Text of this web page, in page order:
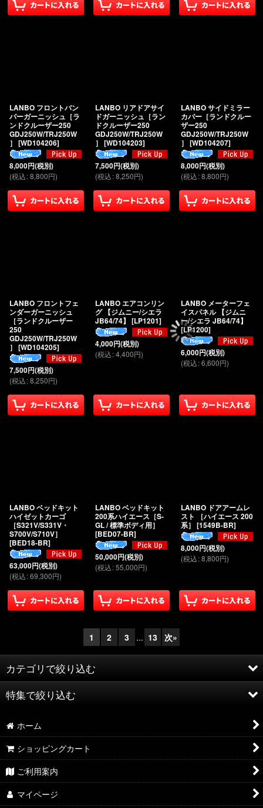
LANBO フロントバン
パーガーニッシュ［ラ
ンドクルーザー250
GDJ250W/TRJ250W
］ [WD104206]
8,000円(税別)
(税込:8,800円)
LANBO リアドアサイ
ドガーニッシュ［ラン
ドクルーザー250
GDJ250W/TRJ250W
］ [WD104203]
7,500円(税別)
(税込:8,250円)
LANBO サイドミラー
カバー［ランドクルー
ザー250
GDJ250W/TRJ250W
］ [WD104207]
8,000円(税別)
(税込:8,800円)
LANBO フロントフェ
ンダーガーニッシュ
［ランドクルーザー
250
GDJ250W/TRJ250W
］ [WD104205]
7,500円(税別)
(税込:8,250円)
LANBO エアコンリン
グ 【ジムニー/シエラ
JB64/74】 [LP1201]
4,000円(税別)
(税込:4,400円)
LANBO メーターフェ
イスパネル 【ジムニ
ー/シエラ JB64/74】
[LP1200]
6,000円(税別)
(税込:6,600円)
LANBO ベッドキット
ハイゼットカーゴ
［S321V/S331V・
S700V/S710V］
[BED18-BR]
63,000円(税別)
(税込:69,300円)
LANBO ベッドキット
200系ハイエース［S-
GL / 標準ボディ用］
[BED07-BR]
50,000円(税別)
(税込:55,000円)
LANBO ドアアームレ
スト ［ハイエース 200
系］ [1549B-BR]
8,000円(税別)
(税込:8,800円)
1 2 3 ... 13 次»
カテゴリで絞り込む
BLACK BEAR
プレミアムスポーツステアリング
ステアリング
インテリアパネル
シフトノブ
特集で絞り込む
アルファード／ヴェルファイア 40系
ハリアー 80系
ハリアー60系
ハイエース 200系
ホーム
ショッピングカート
ご利用案内
マイページ